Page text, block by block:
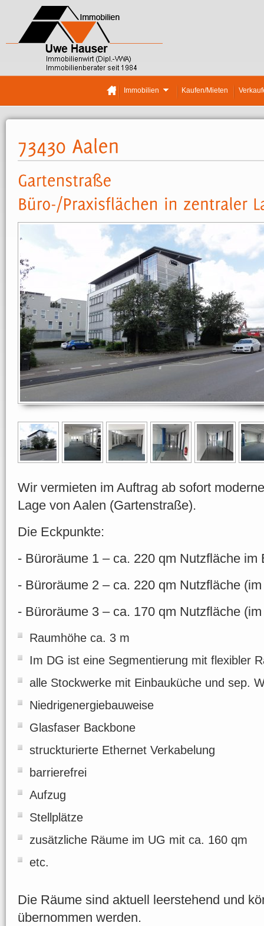
Immobilien Kaufen/Mieten
Wir vermieten im Auftrag ab sofort
Lage von Aalen (Gartenstraße).
Die Eckpunkte:
- Büroräume 1 – ca. 220 qm Nutzfläche im
- Büroräume 2 – ca. 220 qm Nutzfläche
- Büroräume 3 – ca. 170 qm Nutzfläche
Raumhöhe ca. 3 m
Im DG ist eine Segmentierung mit flexibler
alle Stockwerke mit Einbauküche und sep.
Niedrigenergiebauweise
Glasfaser Backbone
struckturierte Ethernet Verkabelung
barrierefrei
Aufzug
Stellplätze
zusätzliche Räume im UG mit ca. 160 qm
etc.
Die Räume sind aktuell leerstehend und
übernommen werden.